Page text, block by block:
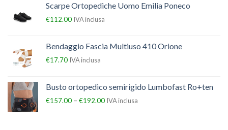
Scarpe Ortopediche Uomo Emilia Poneco
€112.00 IVA inclusa
Bendaggio Fascia Multiuso 410 Orione
€17.70 IVA inclusa
Busto ortopedico semirigido Lumbofast Ro+ten
€157.00 – €192.00 IVA inclusa